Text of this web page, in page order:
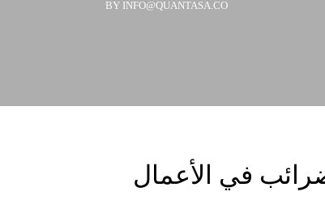
BY INFO@QUANTASA.CO
في الأعمال